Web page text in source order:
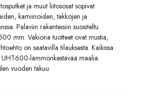
ja muut liitososat sopivat
kamiinoiden, takkojen ja
Palaviin rakenteisiin suositeltu
mm. Vakiona tuotteet ovat mustia,
on saatavilla tilauksesta. Kaikissa
UHT600-lämmönkestävää maalia.
vuoden takuu.